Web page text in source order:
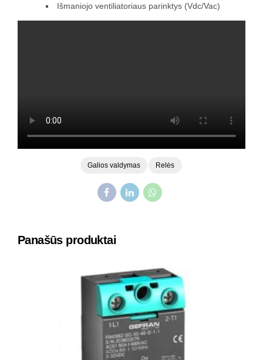
Išmaniojo ventiliatoriaus parinktys (Vdc/Vac)
Galios valdymas Relės
Panašūs produktai